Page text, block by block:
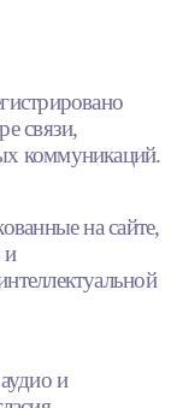
связи,
коммуникаций.
на сайте,
и
и